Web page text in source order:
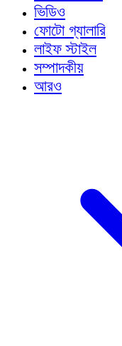
ভিডিও
ফোটো গ্যালারি
লাইফ স্টাইল
সম্পাদকীয়
আরও